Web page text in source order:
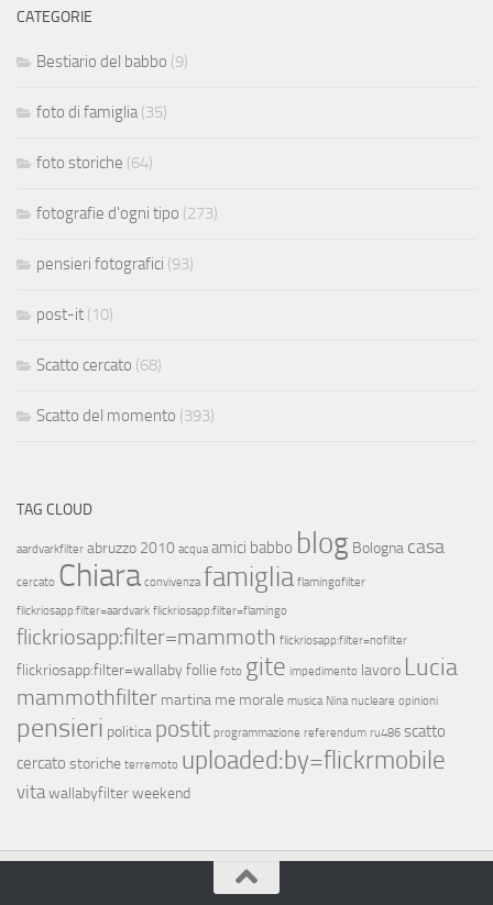
CATEGORIE
Bestiario del babbo (9)
foto di famiglia (35)
foto storiche (64)
fotografie d'ogni tipo (273)
pensieri fotografici (93)
post-it (10)
Scatto cercato (68)
Scatto del momento (393)
TAG CLOUD
aardvarkfilter abruzzo 2010 acqua amici babbo blog Bologna casa
cercato Chiara convivenza famiglia flamingofilter
flickriosapp:filter=aardvark flickriosapp:filter=flamingo
flickriosapp:filter=mammoth flickriosapp:filter=nofilter
flickriosapp:filter=wallaby follie foto gite impedimento lavoro Lucia
mammothfilter martina me morale musica Nina nucleare opinioni
pensieri politica postit programmazione referendum ru486 scatto
cercato storiche terremoto uploaded:by=flickrmobile
vitawallabyfilterweekend